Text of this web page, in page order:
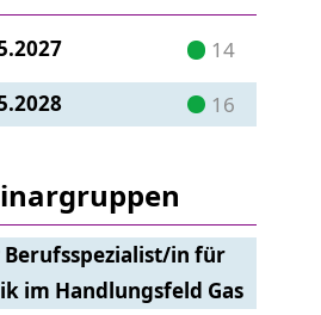
14
16
in für
im Handlungsfeld Gas